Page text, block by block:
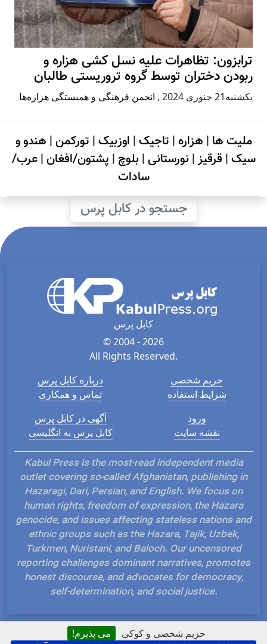
حریم شخصی و کوکی
می پذیرم!
ترابزون: تظاهرات علیه نسل کشی هزاره و
ربودن دختران توسط گروه تروریستی طالبان
يكشنبه21 جنوری 2024 , انجمن فرهنگی و همبستگی هزاره‌ها
ملیت ها | هزاره| تاجیک| اوزبیک| تورکمن| هندو و
سیک| قرقیز| نورستانی| بلوچ | پشتون/افغان|عرب/
سادات
جستجو در کابل پرس
کابل پرس
© 2004 - 2026
All Rights Reserved.
درباره کابل پرس
تماس و همکاری
حریم شخصی
شرایط استفاده
آگهی در کابل پرس
کابل پرس به انگلیسی
ورود
نقشه سایت
Kabul Press is the most-read independent media
outlet covering so-called Afghanistan, publishing in
Hazaragi, Dari, Persian, and English. We focus on
human rights, freedom of expression, the Hazara
genocide, and issues affecting stateless nations and
ethnic groups such as the Hazara, Tajik, Uzbek,
Turkmen, Nuristani, and Baloch. Our uncensored
reporting challenges dominant narratives, promotes
honest discourse, and advocates for democracy,
self-determination, and social justice.